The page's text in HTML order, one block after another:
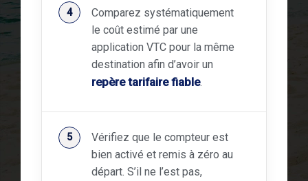
Comparez systématiquement
le coût estimé par une
application VTC pour la même
destination afin d’avoir un
repère tarifaire fiable.
Vérifiez que le compteur est
bien activé et remis à zéro au
départ. S’il ne l’est pas,